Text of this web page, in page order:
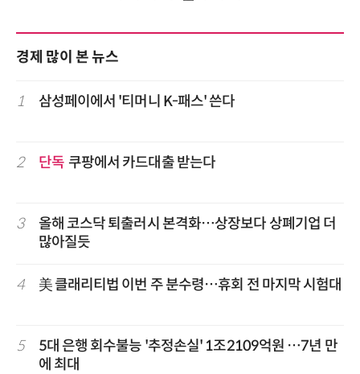
경제 많이 본 뉴스
1 삼성페이에서 '티머니 K-패스' 쓴다
2 단독 쿠팡에서 카드대출 받는다
3
올해 코스닥 퇴출러시 본격화…상장보다 상폐기업 더
많아질듯
4 美 클래리티법 이번 주 분수령…휴회 전 마지막 시험대
5
5대 은행 회수불능 '추정손실' 1조2109억원 …7년 만
에 최대